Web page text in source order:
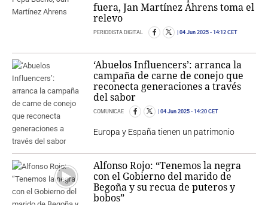
fuera, Jan Martínez Ahrens toma el
relevo
PERIODISTA DIGITAL 04 Jun 2025 - 14:12 CET
‘Abuelos Influencers’: arranca la
campaña de carne de conejo que
reconecta generaciones a través
del sabor
COMUNICAE 04 Jun 2025 - 14:20 CET
Europa y España tienen un patrimonio
Alfonso Rojo: “Tenemos la negra
con el Gobierno del marido de
Begoña y su recua de puteros y
bobos”